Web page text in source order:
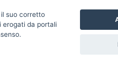
suo corretto
erogati da portali